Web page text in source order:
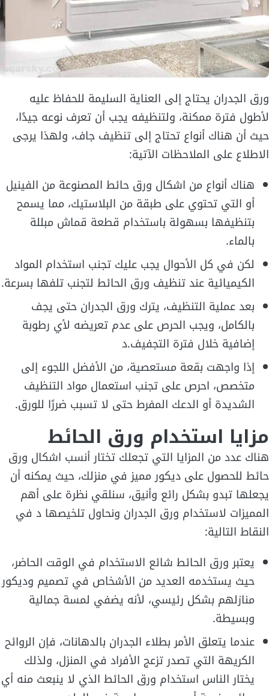
ورق الجدران يحتاج إلى العناية السليمة للحفاظ عليه
لأطول فترة ممكنة، ولتنظيفه يجب أن تعرف نوعه جيدًا،
حيث أن هناك أنواع تحتاج إلى تنظيف جاف، ولهذا يرجى
الاطلاع على الملاحظات الآتية:
هناك أنواع من اشكال ورق حائط المصنوعة من الفينيل
أو التي تحتوي على طبقة من البلاستيك، مما يسمح
بتنظيفها بسهولة باستخدام قطعة قماش مبللة
بالماء.
لكن في كل الأحوال يجب عليك تجنب استخدام المواد
الكيميائية عند تنظيف ورق الحائط لتجنب تلفها بسرعة.
بعد عملية التنظيف، يترك ورق الجدران حتى يجف
بالكامل، ويجب الحرص على عدم تعريضه لأي رطوبة
إضافية خلال فترة التجفيف.د
إذا واجهت بقعة مستعصية، من الأفضل اللجوء إلى
متخصص، احرص على تجنب استعمال مواد التنظيف
الشديدة أو الدعك المفرط حتى لا تسبب ضررًا للورق.
مزايا استخدام ورق الحائط
هناك عدد من المزايا التي تجعلك تختار أنسب اشكال ورق
حائط للحصول على ديكور مميز في منزلك، حيث يمكنه أن
يجعلها تبدو بشكل رائع وأنيق، سنلقي نظرة على أهم
المميزات لاستخدام ورق الجدران ونحاول تلخيصها د في
النقاط التالية:
يعتبر ورق الحائط شائع الاستخدام في الوقت الحاضر،
حيث يستخدمه العديد من الأشخاص في تصميم وديكور
منازلهم بشكل رئيسي، لأنه يضفي لمسة جمالية
وبسيطة.
عندما يتعلق الأمر بطلاء الجدران بالدهانات، فإن الروائح
الكريهة التي تصدر تزعج الأفراد في المنزل، ولذلك
يختار الناس استخدام ورق الحائط الذي لا ينبعث منه أي